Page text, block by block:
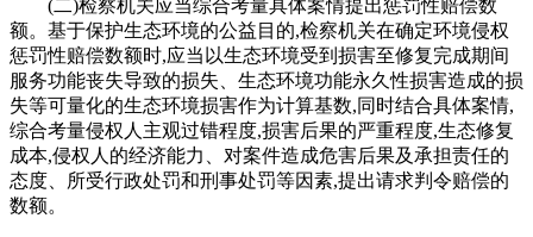
(二)检察机关应当综合考量具体案情提出惩罚性赔偿数
额。基于保护生态环境的公益目的,检察机关在确定环境侵权
惩罚性赔偿数额时,应当以生态环境受到损害至修复完成期间
服务功能丧失导致的损失、生态环境功能永久性损害造成的损
失等可量化的生态环境损害作为计算基数,同时结合具体案情,
综合考量侵权人主观过错程度,损害后果的严重程度,生态修复
成本,侵权人的经济能力、对案件造成危害后果及承担责任的
态度、所受行政处罚和刑事处罚等因素,提出请求判令赔偿的
数额。